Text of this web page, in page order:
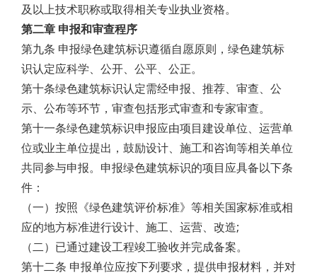
及以上技术职称或取得相关专业执业资格。
第二章 申报和审查程序
第九条 申报绿色建筑标识遵循自愿原则，绿色建筑标
识认定应科学、公开、公平、公正。
第十条绿色建筑标识认定需经申报、推荐、审查、公
示、公布等环节，审查包括形式审查和专家审查。
第十一条绿色建筑标识申报应由项目建设单位、运营单
位或业主单位提出，鼓励设计、施工和咨询等相关单位
共同参与申报。申报绿色建筑标识的项目应具备以下条
件：
（一）按照《绿色建筑评价标准》等相关国家标准或相
应的地方标准进行设计、施工、运营、改造;
（二）已通过建设工程竣工验收并完成备案。
第十二条 申报单位应按下列要求，提供申报材料，并对